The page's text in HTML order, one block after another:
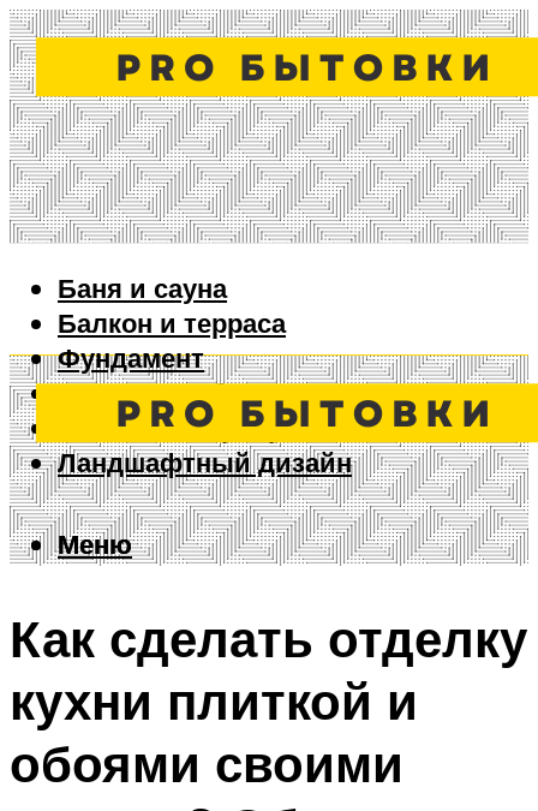
Баня и сауна
Балкон и терраса
Фундамент
Ворота и забор
Дизайн интерьера
Ландшафтный дизайн
Меню
Меню
Как сделать отделку
кухни плиткой и
обоями своими